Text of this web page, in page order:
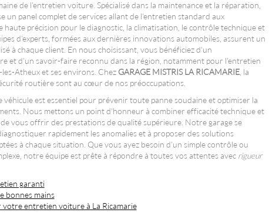
de l'entretien voiture. Spécialisé dans la maintenance et la réparation,
un panel complet de services allant de l'entretien standard aux
précision pour le diagnostic, la climatisation, le contrôle technique et
d'experts, formées aux dernières innovations automobiles, assurent un
à chaque client. En nous choisissant, vous bénéficiez d'un
et d'un savoir-faire reconnu dans la région, notamment pour l'entretien
Atheux et ses environs. Chez GARAGE MISTRIS LA RICAMARIE, la
routière sont au cœur de nos préoccupations.
est essentiel pour prévenir toute panne soudaine et optimiser la
Nous mettons un point d'honneur à combiner efficacité technique et
vous offrir des prestations de qualité supérieure. Notre garage se
rapidement les anomalies et à proposer des solutions
à chaque situation. Que vous ayez besoin d'un simple contrôle ou
notre équipe est prête à répondre à toutes vos attentes avec rigueur
garanti
bonnes mains
entretien voiture à La Ricamarie